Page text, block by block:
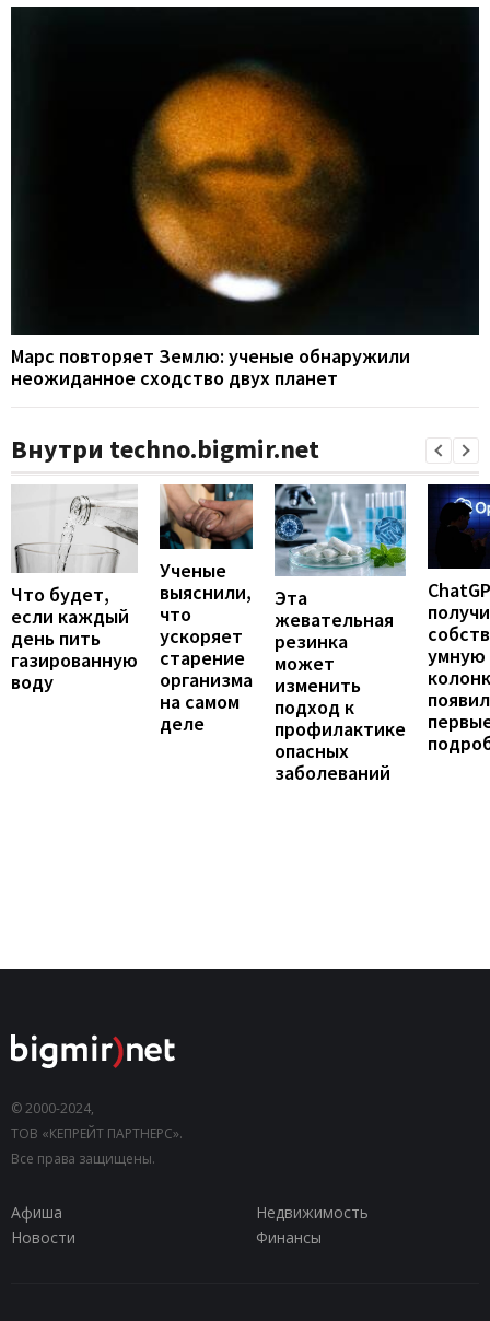
Марс повторяет Землю: ученые обнаружили
неожиданное сходство двух планет
Внутри techno.bigmir.net
Что будет,
если каждый
день пить
газированную
воду
Ученые
выяснили,
что
ускоряет
старение
организма
на самом
деле
Эта
жевательная
резинка
может
изменить
подход к
профилактике
опасных
заболеваний
умную
© 2000-2024,
ТОВ «КЕПРЕЙТ ПАРТНЕРС».
Все права защищены.
Афиша
Недвижимость
Новости
Финансы